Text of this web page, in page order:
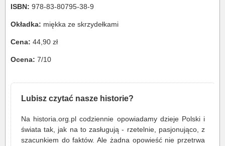
ISBN: 978-83-80795-38-9
Okładka: miękka ze skrzydełkami
Cena: 44,90 zł
Ocena: 7/10
Lubisz czytać nasze historie?
Na historia.org.pl codziennie opowiadamy dzieje Polski i
świata tak, jak na to zasługują - rzetelnie, pasjonująco, z
szacunkiem do faktów. Ale żadna opowieść nie przetrwa